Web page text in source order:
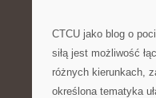
CTCU jako blog o
siłą jest możliwość
różnych kierunkach,
określona tematyka